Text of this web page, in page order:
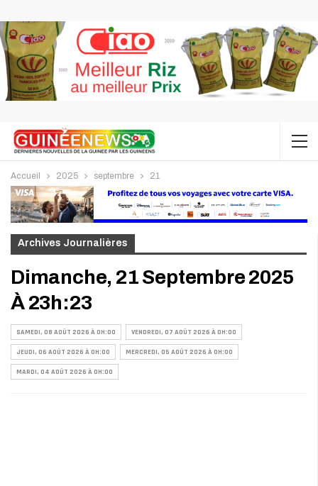
Accueil 2025 septembre 21
Archives Journalières
Dimanche, 21 Septembre 2025
À 23h:23
SAMEDI, 08 AOÛT 2026 À 0H:00 VENDREDI, 07 AOÛT 2026 À 0H:00
JEUDI, 06 AOÛT 2026 À 0H:00 MERCREDI, 05 AOÛT 2026 À 0H:00
MARDI, 04 AOÛT 2026 À 0H:00